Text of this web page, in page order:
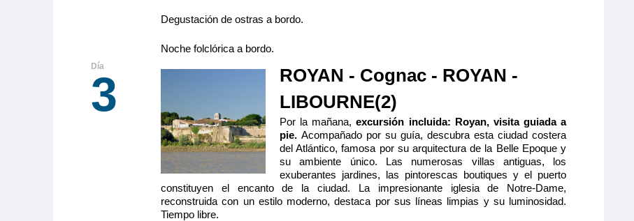
PUENTE SUPERIOR 1 CAMA DOBLE CAT C
Quedan 2 camarotes
(lavabo, ducha y aseo
secador, televisión, caja
fuerte y radio. Situado en el puente superior con balcón francés,
ventanas panorámicas correderas, ofrece una vista panorámica
del paisaje.
Tamaño
11.00m
Ocupación máxima
2
Categoría
5 anclas
Degustación de ostras a bordo.
Noche folclórica a bordo.
3
ROYAN - Cognac - ROYAN -
LIBOURNE(2)
Por la mañana,excursión incluida: Royan, visita guiada a
pie.Acompañado por su guía, descubra esta ciudad costera
del Atlántico, famosa por su arquitectura de la Belle Epoque y
su ambiente único. Las numerosas villas antiguas, los
exuberantes jardines, las pintorescas boutiques y el puerto
constituyen el encanto de la ciudad. La impresionante iglesia de Notre-Dame,
reconstruida con un estilo moderno, destaca por sus líneas limpias y su luminosidad.
Tiempo libre.